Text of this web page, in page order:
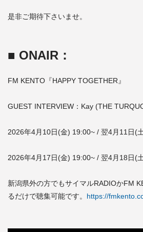
是非ご期待下さいませ。
■ ONAIR：
FM KENTO『HAPPY TOGETHER』
GUEST INTERVIEW：Kay (THE
2026年4月10日(金) 19:00~ / 翌4月11日(
2026年4月17日(金) 19:00~ / 翌4月18日(
新潟県外の方でもサイマルRADIOかFM
るだけで聴集可能です。 https://